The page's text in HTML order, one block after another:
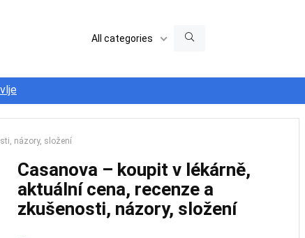
All categories
názory, složení
Casanova – koupit v lékárně,
aktuální cena, recenze a
zkušenosti, názory, složení